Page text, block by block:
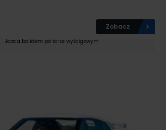
Zobacz
Jazda bolidem po torze wyścigowym